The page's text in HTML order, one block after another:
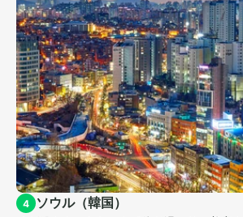
4 ソウル（韓国）